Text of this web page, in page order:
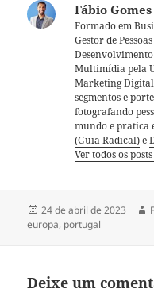
Fábio Gomes
Formado em
Gestor de
Multimídia pela
Marketing Digital
segmentos e
fotografando
mundo e pratica
(Guia Radical)e
Ver todos os
Publicado
em
24 de abril de 2023
europa, portugal
Deixe um